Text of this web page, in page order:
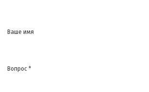
Ваше имя
Вопрос *